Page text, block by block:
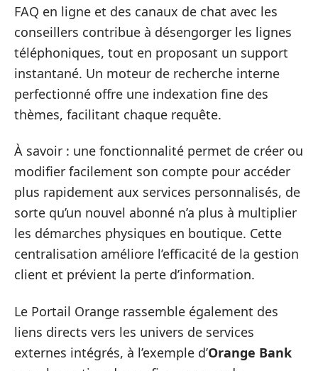
FAQ en ligne et des canaux de chat avec les
conseillers contribue à désengorger les lignes
téléphoniques, tout en proposant un support
instantané. Un moteur de recherche interne
perfectionné offre une indexation fine des
thèmes, facilitant chaque requête.
À savoir : une fonctionnalité permet de créer ou
modifier facilement son compte pour accéder
plus rapidement aux services personnalisés, de
sorte qu’un nouvel abonné n’a plus à multiplier
les démarches physiques en boutique. Cette
centralisation améliore l’efficacité de la gestion
client et prévient la perte d’information.
Le Portail Orange rassemble également des
liens directs vers les univers de services
externes intégrés, à l’exemple d’Orange Bank